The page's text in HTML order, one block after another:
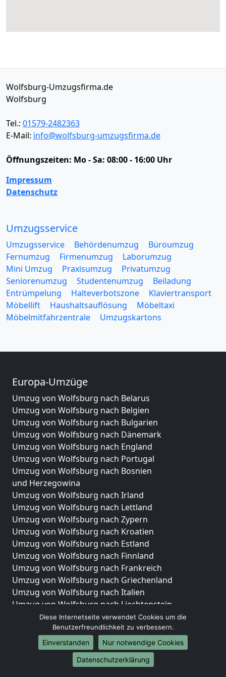
Wolfsburg-Umzugsfirma.de
Wolfsburg
Tel.: 01579-2482363
E-Mail: info@wolfsburg-umzugsfirma.de
Öffnungszeiten: Mo - Sa: 08:00 - 16:00 Uhr
Impressum
Datenschutz
Umzugsservice
Umzugsservice Behördenumzug
Büroumzug
Fernumzug
Firmenumzug
Laborumzug
Mini Umzug
Praxisumzug
Privatumzug
Seniorenumzug
Studentenumzug
Beiladung
Entrümpelung
Halteverbotszone
Klaviertransport
Möbellift
Haushaltsauflösung
Möbeltaxi
Möbelmitfahrzentrale
Umzugskartons
Europa-Umzüge
Umzug von Wolfsburg nach Belarus
Umzug von Wolfsburg nach Belgien
Umzug von Wolfsburg nach Bulgarien
Umzug von Wolfsburg nach Dänemark
Umzug von Wolfsburg nach England
Umzug von Wolfsburg nach Portugal
Umzug von Wolfsburg nach Bosnien
und Herzegowina
Umzug von Wolfsburg nach Irland
Umzug von Wolfsburg nach Lettland
Umzug von Wolfsburg nach Zypern
Umzug von Wolfsburg nach Kroatien
Umzug von Wolfsburg nach Estland
Umzug von Wolfsburg nach Finnland
Umzug von Wolfsburg nach Frankreich
Umzug von Wolfsburg nach Griechenland
Umzug von Wolfsburg nach Italien
Umzug von Wolfsburg nach Liechtenstein
Umzug von Wolfsburg nach Luxemburg
Umzug von Wolfsburg nach Niederlande
Umzug von Wolfsburg nach Norwegen
Umzüge-Deutschlandweit
Diese Internetseite verwendet Cookies um die
Benutzerfreundlichkeit zu verbessern.
Einverstanden
Nur notwendige Cookies
Datenschutzerklärung